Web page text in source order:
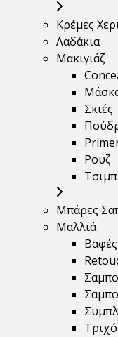
Κρέμες
Λαδάκια
Μακιγιάζ
Σκιές
Ρουζ
Μπάρες
Μαλλιά